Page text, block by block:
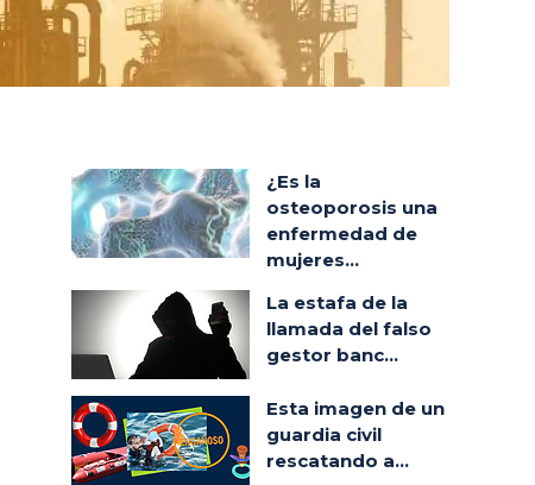
¿Es la
osteoporosis una
enfermedad de
mujeres...
La estafa de la
llamada del falso
gestor banc...
Esta imagen de un
guardia civil
rescatando a...